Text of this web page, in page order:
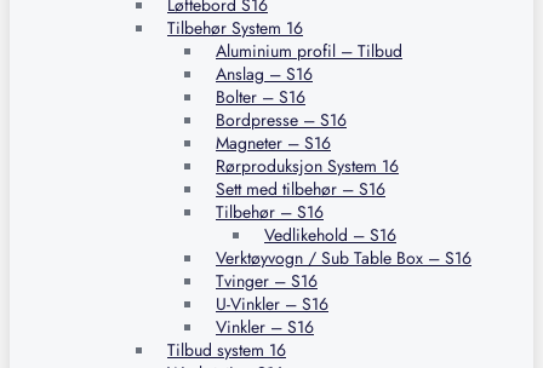
Løftebord S16
Tilbehør System 16
Aluminium profil – Tilbud
Anslag – S16
Bolter – S16
Bordpresse – S16
Magneter – S16
Rørproduksjon System 16
Sett med tilbehør – S16
Tilbehør – S16
Vedlikehold – S16
Verktøyvogn / Sub Table Box – S16
Tvinger – S16
U-Vinkler – S16
Vinkler – S16
Tilbud system 16